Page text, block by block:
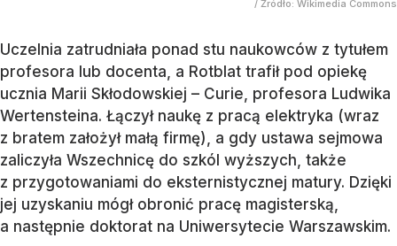
/ Źródło: Wikimedia Commons
Uczelnia zatrudniała ponad stu naukowców z tytułem
profesora lub docenta, a Rotblat trafił pod opiekę
ucznia Marii Skłodowskiej – Curie, profesora Ludwika
Wertensteina. Łączył naukę z pracą elektryka (wraz
z bratem założył małą firmę), a gdy ustawa sejmowa
zaliczyła Wszechnicę do szkól wyższych, także
z przygotowaniami do eksternistycznej matury. Dzięki
jej uzyskaniu mógł obronić pracę magisterską,
a następnie doktorat na Uniwersytecie Warszawskim.